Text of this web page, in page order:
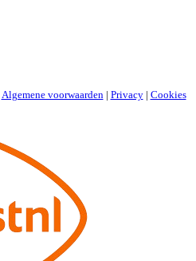
Algemene voorwaarden | Privacy| Cookies